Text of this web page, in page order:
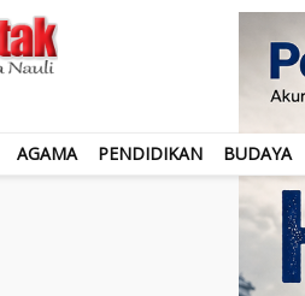
AGAMA PENDIDIKAN BUDAYA